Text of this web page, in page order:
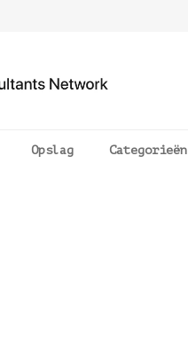
Opslag Categorieën